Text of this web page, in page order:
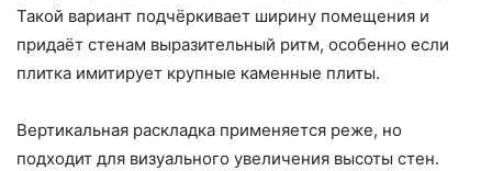
Такой вариант подчёркивает ширину помещения и
придаёт стенам выразительный ритм, особенно если
плитка имитирует крупные каменные плиты.
Вертикальная раскладка применяется реже, но
подходит для визуального увеличения высоты стен.